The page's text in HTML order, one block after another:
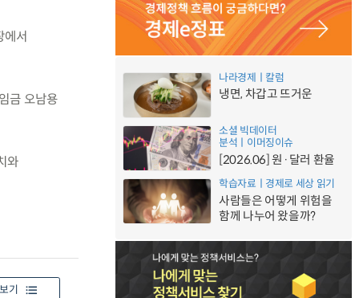
서
금 오남용
와
기
나라경제ㅣ칼럼
냉면, 차갑고 뜨거운
소셜 빅데이터
분석ㅣ이머징이슈
[2026.06] 원·달러 환율
학습자료ㅣ경제로 세상 읽기
사람들은 어떻게 위험을
함께 나누어 왔을까?